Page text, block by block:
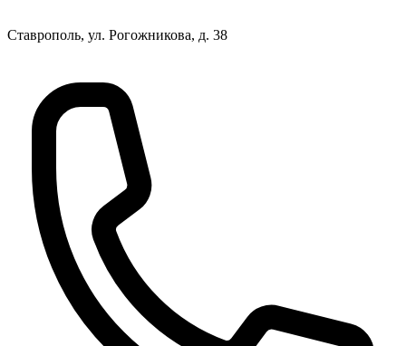
Ставрополь, ул. Рогожникова, д. 38